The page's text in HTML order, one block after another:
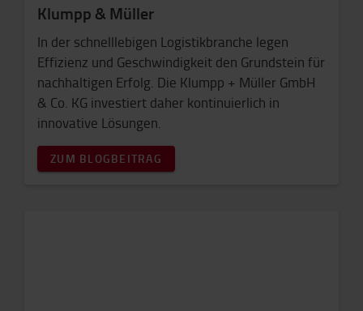
Klumpp & Müller
In der schnelllebigen Logistikbranche legen
Effizienz und Geschwindigkeit den Grundstein für
nachhaltigen Erfolg. Die Klumpp + Müller GmbH
& Co. KG investiert daher kontinuierlich in
innovative Lösungen.
ZUM BLOGBEITRAG